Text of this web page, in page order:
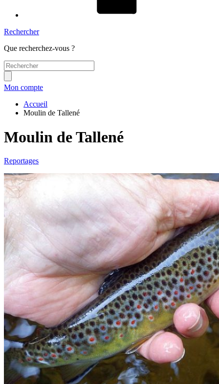
Rechercher
Que recherchez-vous ?
Mon compte
Accueil
Moulin de Tallené
Moulin de Tallené
Reportages